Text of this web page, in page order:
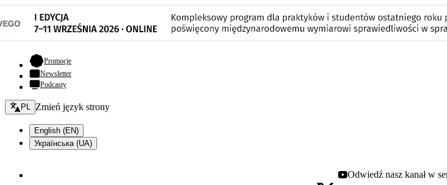
Promocje- otwiera się w nowej karcie
Newsletter
Podcasty
Zmień język - bieżący:
PL Zmień język strony
English (EN)
Українська (UA)
Youtube - otwiera się w nowej karcie
Odwiedź nasz kanał w